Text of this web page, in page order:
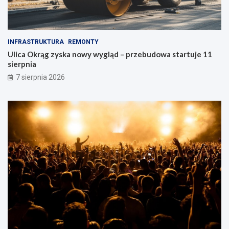
e
INFRASTRUKTURA REMONTY
Ulica Okrąg zyska nowy wygląd – przebudowa startuje 11
sierpnia
7 sierpnia 2026